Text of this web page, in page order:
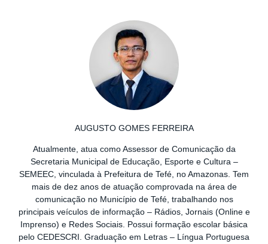
AUGUSTO GOMES FERREIRA
Atualmente, atua como Assessor de Comunicação da
Secretaria Municipal de Educação, Esporte e Cultura –
SEMEEC, vinculada à Prefeitura de Tefé, no Amazonas. Tem
mais de dez anos de atuação comprovada na área de
comunicação no Município de Tefé, trabalhando nos
principais veículos de informação – Rádios, Jornais (Online e
Imprenso) e Redes Sociais. Possui formação escolar básica
pelo CEDESCRI. Graduação em Letras – Língua Portuguesa